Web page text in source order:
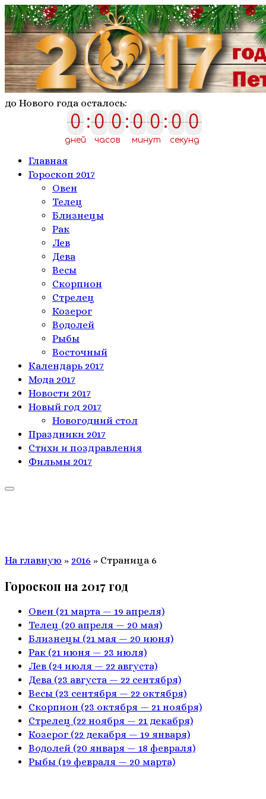
до Нового года осталось:
0
0
дней
:0
0 0
0
часов
:0
0 0
0
минут
:0
0 0
0
секунд
Главная
Гороскоп 2017
Овен
Телeц
Близнецы
Рак
Лев
Дева
Весы
Скорпион
Стрелец
Козерог
Водолей
Рыбы
Восточный
Календарь 2017
Мода 2017
Новости 2017
Новый год 2017
Новогодний стол
Праздники 2017
Стихи и поздравления
Фильмы 2017
На главную » 2016 » Страница 6
Гороскоп на 2017 год
Овен (21 марта — 19 апреля)
Телец (20 апреля — 20 мая)
Близнецы (21 мая — 20 июня)
Рак (21 июня — 23 июля)
Лев (24 июля — 22 августа)
Дева (23 августа — 22 сентября)
Весы (23 сентября — 22 октября)
Скорпион (23 октября — 21 ноября)
Стрелец (22 ноября — 21 декабря)
Козерог (22 декабря — 19 января)
Водолей (20 января — 18 февраля)
Рыбы (19 февраля — 20 марта)